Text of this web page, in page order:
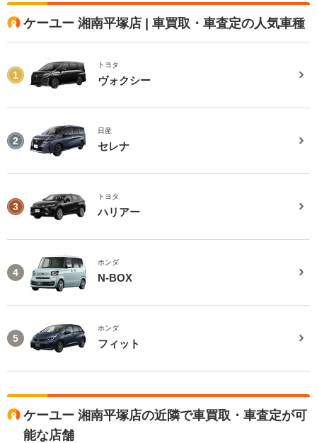
ケーユー 湘南平塚店 | 車買取・車査定の人気車種
1
トヨタ
ヴォクシー
2
日産
セレナ
3
トヨタ
ハリアー
4
ホンダ
N-BOX
5
ホンダ
フィット
ケーユー 湘南平塚店の近隣で車買取・車査定が可
能な店舗